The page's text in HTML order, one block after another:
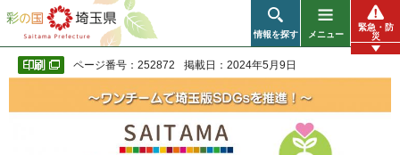
彩の国 埼玉県
情報を探す メニュー
緊急・防
災
ページ番号：252872 掲載日：2024年5月9日